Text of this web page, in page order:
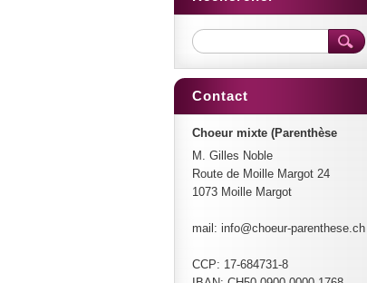
Contact
Choeur mixte (Parenthèse
M. Gilles Noble
Route de Moille Margot 24
1073 Moille Margot
mail: info@choeur-parenthese.ch
CCP: 17-684731-8